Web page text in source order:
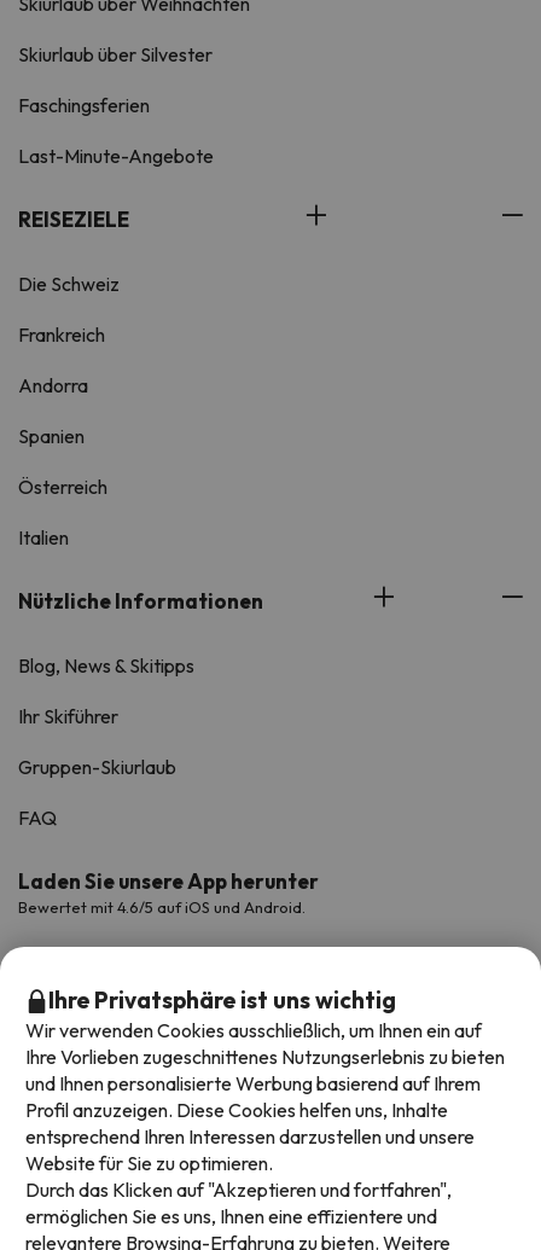
Skiurlaub über Silvester
Faschingsferien
Last-Minute-Angebote
REISEZIELE
Die Schweiz
Frankreich
Andorra
Spanien
Österreich
Italien
Nützliche Informationen
Blog, News & Skitipps
Ihr Skiführer
Gruppen-Skiurlaub
FAQ
Laden Sie unsere App herunter
Bewertet mit 4.6/5 auf iOS und Android.
Verfügbare Zahlungsarten
Ihre Privatsphäre ist uns wichtig
Wir verwenden Cookies ausschließlich, um Ihnen ein auf
Ihre Vorlieben zugeschnittenes Nutzungserlebnis zu bieten
und Ihnen personalisierte Werbung basierend auf Ihrem
Profil anzuzeigen. Diese Cookies helfen uns, Inhalte
entsprechend Ihren Interessen darzustellen und unsere
Website für Sie zu optimieren.
Durch das Klicken auf "Akzeptieren und fortfahren",
ermöglichen Sie es uns, Ihnen eine effizientere und
relevantere Browsing-Erfahrung zu bieten. Weitere